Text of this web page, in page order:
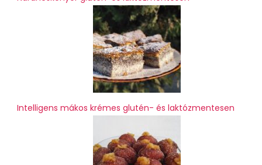
Intelligens mákos krémes glutén- és laktózmentesen